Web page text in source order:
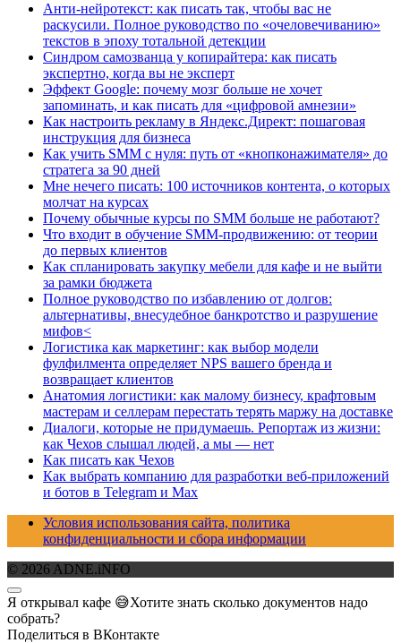
Анти-нейротекст: как писать так, чтобы вас не
раскусили. Полное руководство по «очеловечиванию»
текстов в эпоху тотальной детекции
Синдром самозванца у копирайтера: как писать
экспертно, когда вы не эксперт
Эффект Google: почему мозг больше не хочет
запоминать, и как писать для «цифровой амнезии»
Как настроить рекламу в Яндекс.Директ: пошаговая
инструкция для бизнеса
Как учить SMM с нуля: путь от «кнопконажимателя» до
стратега за 90 дней
Мне нечего писать: 100 источников контента, о которых
молчат на курсах
Почему обычные курсы по SMM больше не работают?
Что входит в обучение SMM-продвижению: от теории
до первых клиентов
Как спланировать закупку мебели для кафе и не выйти
за рамки бюджета
Полное руководство по избавлению от долгов:
альтернативы, внесудебное банкротство и разрушение
мифов<
Логистика как маркетинг: как выбор модели
фулфилмента определяет NPS вашего бренда и
возвращает клиентов
Анатомия логистики: как малому бизнесу, крафтовым
мастерам и селлерам перестать терять маржу на доставке
Диалоги, которые не придумаешь. Репортаж из жизни:
как Чехов слышал людей, а мы — нет
Как писать как Чехов
Как выбрать компанию для разработки веб-приложений
и ботов в Telegram и Max
Условия использования сайта, политика
конфиденциальности и сбора информации
© 2026 ADNE.iNFO
Я открывал кафе 😅Хотите знать сколько документов надо
собрать?
Поделиться в ВКонтакте